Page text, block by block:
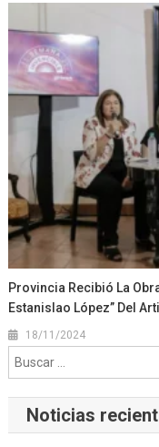
Provincia Recibió La
Estanislao López” Del
18/11/2024
Noticias